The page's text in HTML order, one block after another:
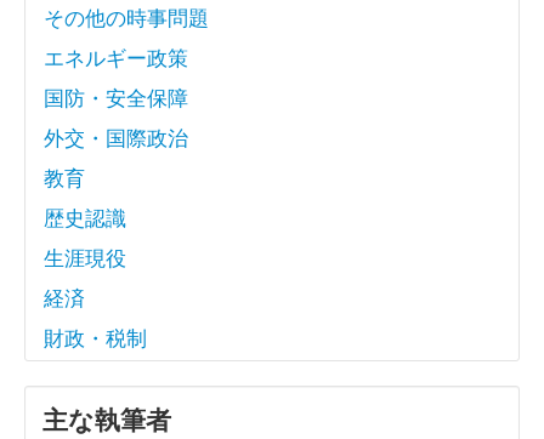
その他の時事問題
エネルギー政策
国防・安全保障
外交・国際政治
教育
歴史認識
生涯現役
経済
財政・税制
主な執筆者